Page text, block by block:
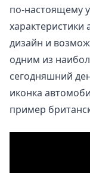
по-настоящему
дизайн и
одним из
сегодняшний
иконка
пример